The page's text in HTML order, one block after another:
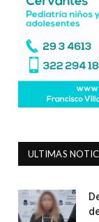
ULTIMAS